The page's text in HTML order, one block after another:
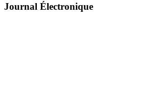
Journal Électronique